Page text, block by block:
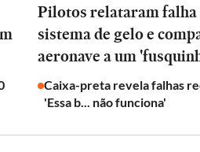
Pilotos relataram falha
sistema de gelo e
aeronave a um
Caixa-preta revela falhas
'Essa b... não funciona'